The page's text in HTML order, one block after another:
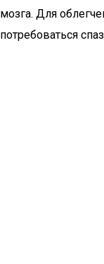
мозга. Для
потребоваться